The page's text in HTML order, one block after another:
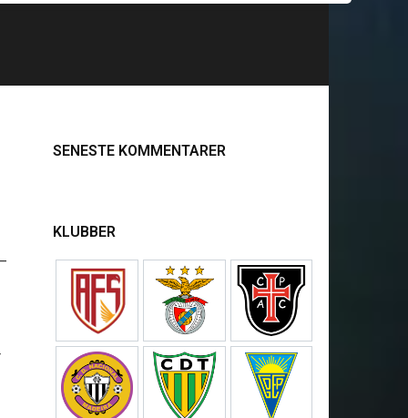
SENESTE KOMMENTARER
KLUBBER